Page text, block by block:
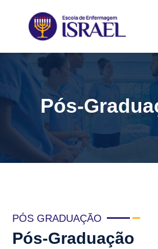
Pós-
PÓS GRADUAÇÃO
Pós-Graduação